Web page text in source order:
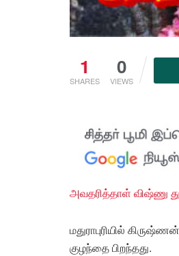
1
SHARES
0
VIEWS
அவதரித்தாள் விஷ்ணு
மதுராபுரியில்
குழந்தை பிறந்தது.